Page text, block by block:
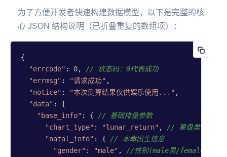
为了方便开发者快速构建数据模型，以下是完整的核
心 JSON 结构说明（已折叠重复的数组项）：
{
"errcode" : 0, // 状态码：0代表成功
"errmsg" : "请求成功" ,
"notice" : "本次测算结果仅供娱乐使用..." ,
"data" : {
"base_info" : { // 基础排盘参数
"chart_type" : "lunar_return" , // 星盘类型：
"natal_info" : { // 本命出生信息
"gender" : "male" , //性别(male男/female女)